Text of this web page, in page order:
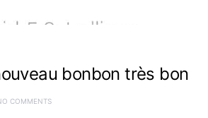
bonbon très bon
COMMENTS